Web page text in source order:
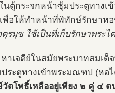
นตู้กระจกหน้าซุ้มประตูทาง
พื่อให้ทำหน้าที่พิทักษ์รักษาหอ
มุข ใช้เป็นที่เก็บรักษาพระไ
หาเจดีย์ในสมัยพระบาทสมเ
ประตูทางเข้าพระมณฑป (หอ
ดโพธิ์เหลืออยู่เพียง ๒ คู่ ๔